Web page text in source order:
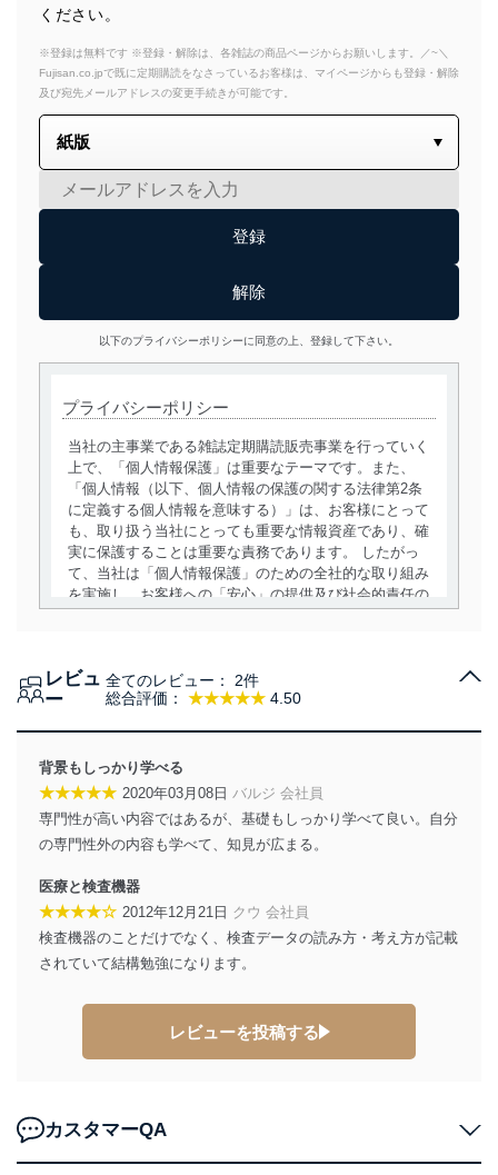
ください。
※登録は無料です ※登録・解除は、各雑誌の商品ページからお願いします。／~＼
Fujisan.co.jpで既に定期購読をなさっているお客様は、マイページからも登録・解除
及び宛先メールアドレスの変更手続きが可能です。
以下のプライバシーポリシーに同意の上、登録して下さい。
プライバシーポリシー
当社の主事業である雑誌定期購読販売事業を行っていく
上で、「個人情報保護」は重要なテーマです。また、
「個人情報（以下、個人情報の保護の関する法律第2条
に定義する個人情報を意味する）」は、お客様にとって
も、取り扱う当社にとっても重要な情報資産であり、確
実に保護することは重要な責務であります。 したがっ
て、当社は「個人情報保護」のための全社的な取り組み
を実施し、お客様への「安心」の提供及び社会的責任の
当社は、個人情報の取得・利用・提供に際して、その利
得・利用・提供を行います。また、当社が保有している
個人情報は、同意を得ずに目的外利用、第三者への提
供・開示は行いません。当社においてはこれらの取り組
みを確実にするため、従業者等の教育を徹底してまいり
ます。また、目的外利用を行わないために、適切な管理
法令遵守
当社は、個人情報に関連する法令、国が定める指針及び
その他の規範を遵守します。また、当社の管理の仕組み
す。
施し、個人情報の漏えい、滅失またはき損の防止及び是
レビュ
ー
総合評価： ★★★★★ 4.50
全てのレビュー： 2件
背景もしっかり学べる
★★★★★ 2020年03月08日 バルジ 会社員
専門性が高い内容ではあるが、基礎もしっかり学べて良い。自分
の専門性外の内容も学べて、知見が広まる。
医療と検査機器
★★★★☆ 2012年12月21日 クウ 会社員
検査機器のことだけでなく、検査データの読み方・考え方が記載
されていて結構勉強になります。
レビューを投稿する
カスタマーQA